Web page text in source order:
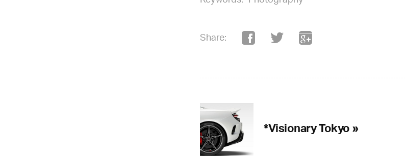
Share:
*Visionary Tokyo »